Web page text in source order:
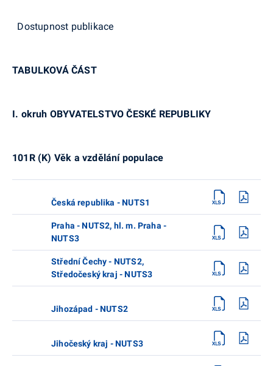
Dostupnost publikace
TABULKOVÁ ČÁST
I. okruh OBYVATELSTVO ČESKÉ REPUBLIKY
101R (K) Věk a vzdělání populace
Česká republika - NUTS1
Praha - NUTS2, hl. m. Praha -
NUTS3
Střední Čechy - NUTS2,
Středočeský kraj - NUTS3
Jihozápad - NUTS2
Jihočeský kraj - NUTS3